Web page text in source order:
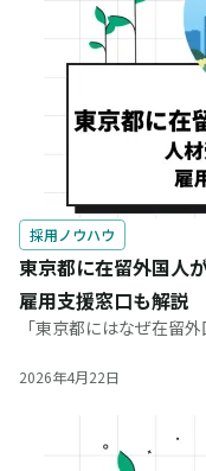
採用ノウハウ
東京都に在留外国人
雇用支援窓口も解説
「東京都にはなぜ在留
比べて外資系企業が多く
2026年4月22日